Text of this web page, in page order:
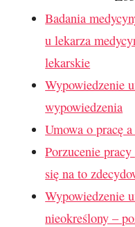
Badania
u lekarza
lekarskie
Wypowiedzenie
wypowiedzenia
Umowa o pracę
Porzucenie
się na to
Wypowiedzenie
nieokreślony –